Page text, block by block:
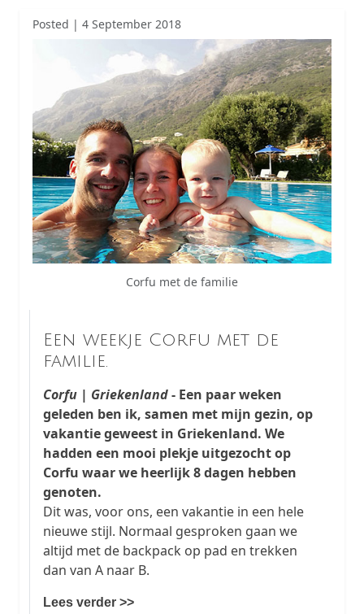
Posted | 4 September 2018
Corfu met de familie
Een weekje Corfu met de
familie.
Corfu | Griekenland- Een paar weken
geleden ben ik, samen met mijn gezin, op
vakantie geweest in Griekenland. We
hadden een mooi plekje uitgezocht op
Corfu waar we heerlijk 8 dagen hebben
genoten.
Dit was, voor ons, een vakantie in een hele
nieuwe stijl. Normaal gesproken gaan we
altijd met de backpack op pad en trekken
dan van A naar B.
Lees verder >>